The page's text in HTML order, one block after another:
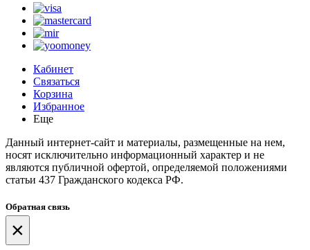
Кабинет
Связаться
Корзина
Избранное
Еще
Данный интернет-сайт и материалы, размещенные на нем,
носят исключительно информационный характер и не
являются публичной офертой, определяемой положениями
статьи 437 Гражданского кодекса РФ.
Обратная связь
×